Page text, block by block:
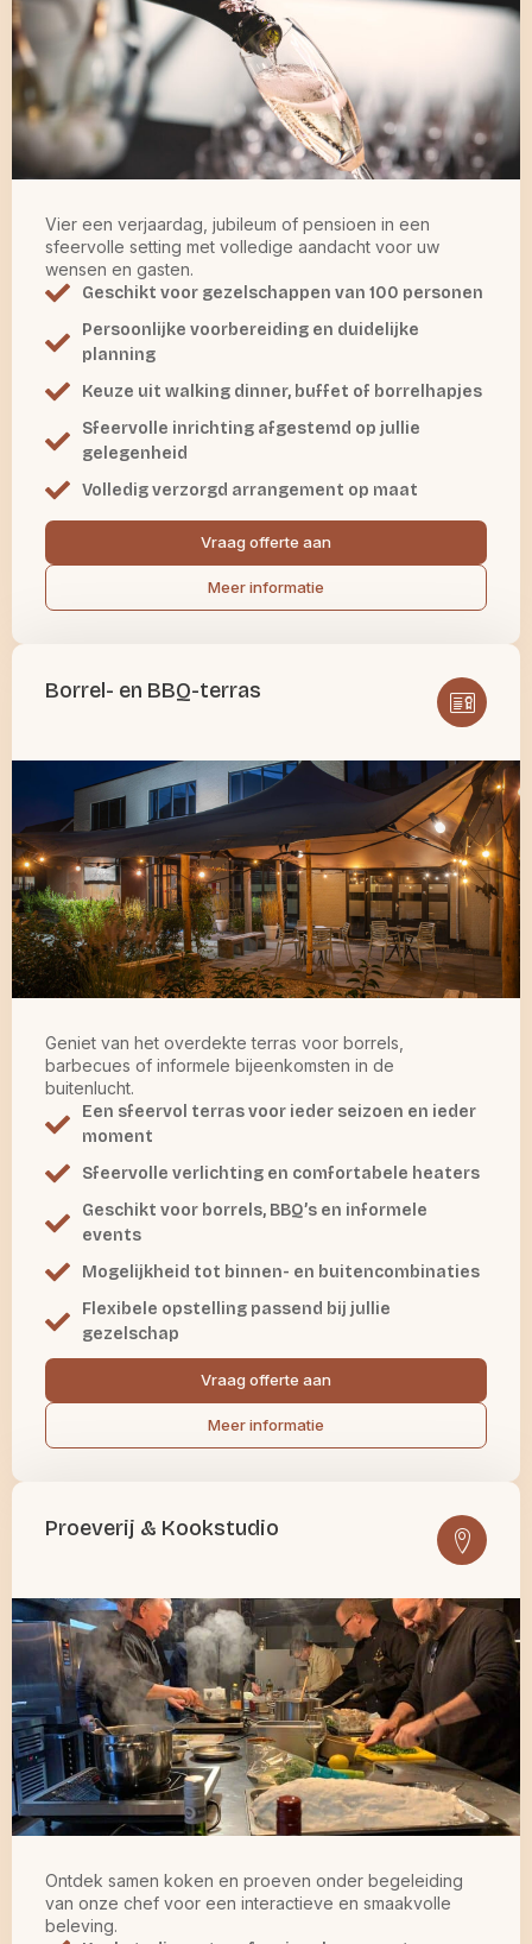
Vier een verjaardag, jubileum of pensioen in een
sfeervolle setting met volledige aandacht voor uw
wensen en gasten.
Geschikt voor gezelschappen van 100 personen
Persoonlijke voorbereiding en duidelijke
planning
Keuze uit walking dinner, buffet of borrelhapjes
Sfeervolle inrichting afgestemd op jullie
gelegenheid
Volledig verzorgd arrangement op maat
Vraag offerte aan
Meer informatie
Borrel- en BBQ-terras
Geniet van het overdekte terras voor borrels,
barbecues of informele bijeenkomsten in de
buitenlucht.
Een sfeervol terras voor ieder seizoen en ieder
moment
Sfeervolle verlichting en comfortabele heaters
Geschikt voor borrels, BBQ’s en informele
events
Mogelijkheid tot binnen- en buitencombinaties
Flexibele opstelling passend bij jullie
gezelschap
Vraag offerte aan
Meer informatie
Proeverij & Kookstudio
Ontdek samen koken en proeven onder begeleiding
van onze chef voor een interactieve en smaakvolle
beleving.